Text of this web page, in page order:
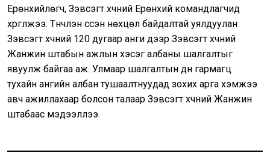
Ерөнхийлөгч, Зэвсэгт хүчний Ерөнхий командлагчид
хүргүүлжээ. Түүнчлэн үүссэн нөхцөл байдалтай уялдуулан
Зэвсэгт хүчний 120 дугаар анги дээр Зэвсэгт хүчний
Жанжин штабын ажлын хэсэг албаны шалгалтыг
явуулж байгаа аж. Улмаар шалгалтын дүн гармагц
тухайн ангийн албан тушаалтнуудад зохих арга хэмжээ
авч ажиллахаар болсон талаар Зэвсэгт хүчний Жанжин
штабаас мэдээллээ.